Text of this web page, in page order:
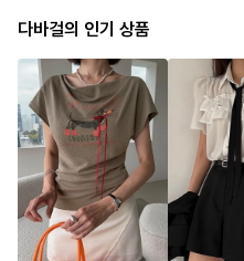
다바걸의 인기 상품